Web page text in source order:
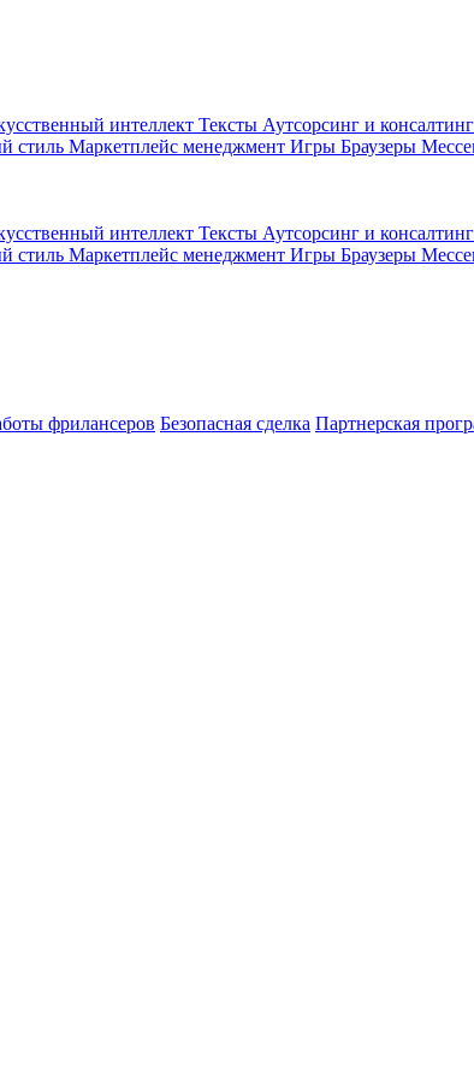
интеллект Тексты Аутсорсинг и консалтинг
стиль Маркетплейс менеджмент Игры Браузеры
интеллект Тексты Аутсорсинг и консалтинг
стиль Маркетплейс менеджмент Игры Браузеры
фрилансеров Безопасная сделка Партнерская